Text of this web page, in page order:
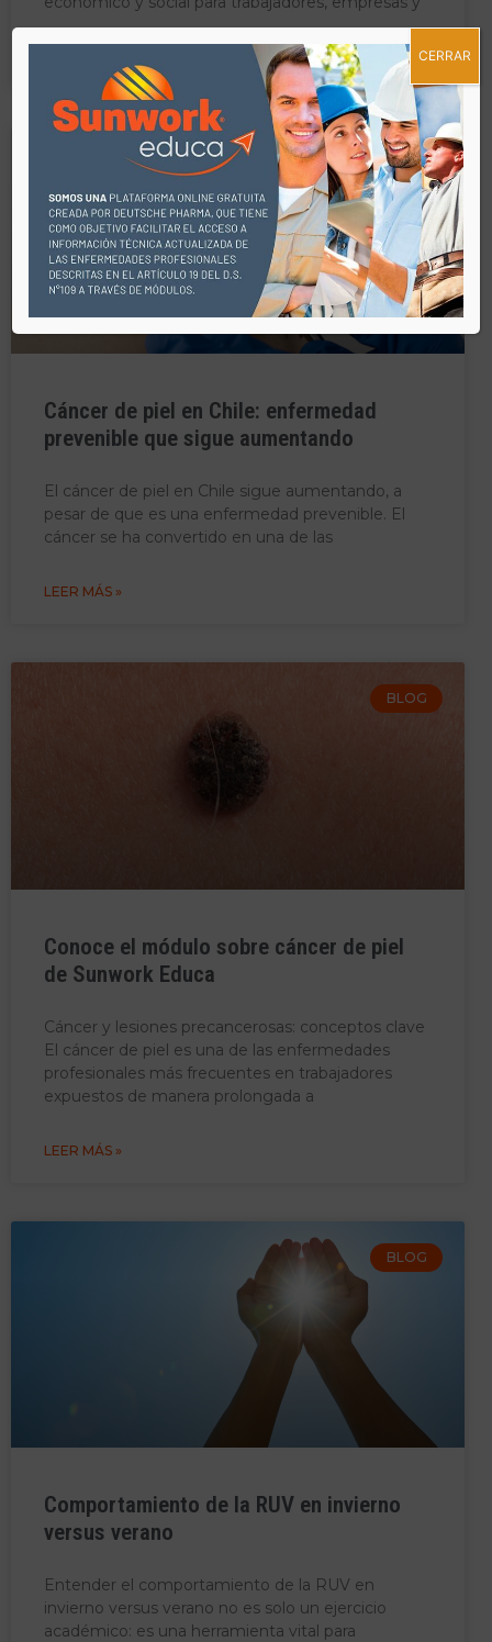
BLOG
Cáncer de piel en Chile: enfermedad
prevenible que sigue aumentando
El cáncer de piel en Chile sigue aumentando, a
pesar de que es una enfermedad prevenible. El
cáncer se ha convertido en una de las
LEER MÁS »
BLOG
Conoce el módulo sobre cáncer de piel
de Sunwork Educa
Cáncer y lesiones precancerosas: conceptos clave
El cáncer de piel es una de las enfermedades
profesionales más frecuentes en trabajadores
expuestos de manera prolongada a
LEER MÁS »
BLOG
Comportamiento de la RUV en invierno
versus verano
Entender el comportamiento de la RUV en
invierno versus verano no es solo un ejercicio
académico: es una herramienta vital para
CERRAR